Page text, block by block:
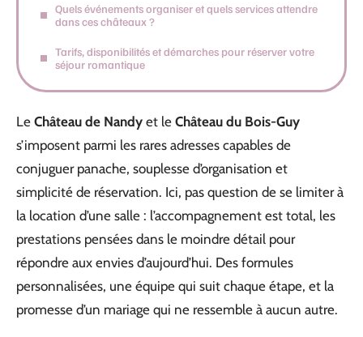
Quels événements organiser et quels services attendre
dans ces châteaux ?
Tarifs, disponibilités et démarches pour réserver votre
séjour romantique
Le Château de Nandy et le Château du Bois-Guy
s’imposent parmi les rares adresses capables de
conjuguer panache, souplesse d’organisation et
simplicité de réservation. Ici, pas question de se limiter à
la location d’une salle : l’accompagnement est total, les
prestations pensées dans le moindre détail pour
répondre aux envies d’aujourd’hui. Des formules
personnalisées, une équipe qui suit chaque étape, et la
promesse d’un mariage qui ne ressemble à aucun autre.